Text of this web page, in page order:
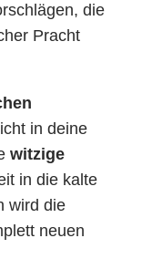
die
Pracht
in deine
witzige
in die kalte
wird die
neuen